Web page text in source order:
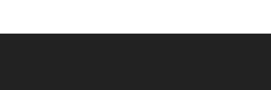
€5.113,00